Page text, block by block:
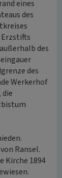
eines
des
Erzstifts
des
des
Werkerhof
Ransel.
Kirche 1894